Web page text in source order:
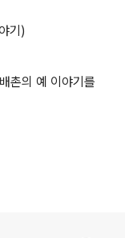
기 )
촌의 예 이야기를